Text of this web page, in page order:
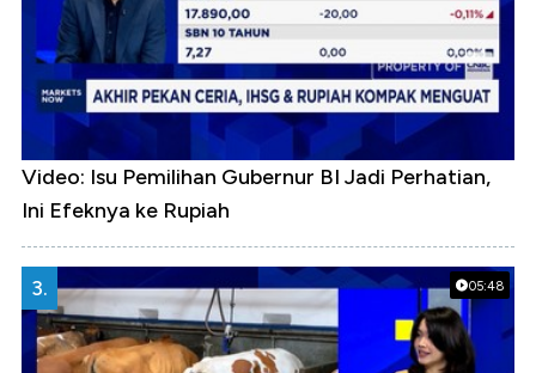
Video: Isu Pemilihan Gubernur BI Jadi Perhatian,
Ini Efeknya ke Rupiah
05:48
3.